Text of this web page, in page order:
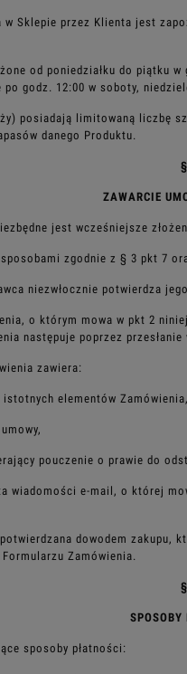
w Sklepie przez Klienta jest
od poniedziałku do piątku
godz. 12:00 w soboty,
posiadają limitowaną liczbę
danego Produktu.
ZAWARCIE
jest wcześniejsze
zgodnie z § 3 pkt 7
niezwłocznie potwierdza
o którym mowa w pkt 2
następuje poprzez
zawiera:
elementów Zamówienia,
pouczenie o prawie do
wiadomości e-mail, o której
dowodem zakupu,
Zamówienia.
SPOSOBY
sposoby płatności: